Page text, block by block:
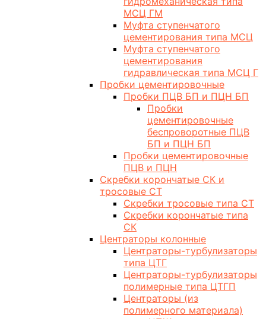
МСЦ ГМ
Муфта ступенчатого
цементирования типа МСЦ
Муфта ступенчатого
цементирования
гидравлическая типа МСЦ Г
Пробки цементировочные
Пробки ПЦВ БП и ПЦН БП
Пробки
цементировочные
беспроворотные ПЦВ
БП и ПЦН БП
Пробки цементировочные
ПЦВ и ПЦН
Скребки корончатые СК и
тросовые СТ
Скребки тросовые типа СТ
Скребки корончатые типа
СК
Центраторы колонные
Центраторы-турбулизаторы
типа ЦТГ
Центраторы-турбулизаторы
полимерные типа ЦТГП
Центраторы (из
полимерного материала)